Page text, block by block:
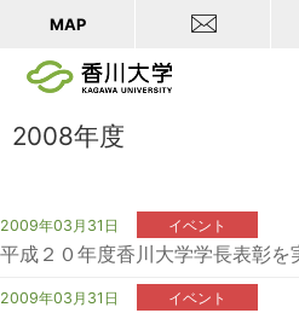
MAP
2008年度
2009年03月31日 イベント
平成２０年度香川大学学長表彰を
2009年03月31日 イベント